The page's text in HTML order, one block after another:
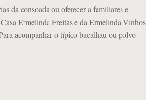
da consoada ou oferecer a familiares e
Ermelinda Freitas e da Ermelinda Vinhos
acompanhar o típico bacalhau ou polvo